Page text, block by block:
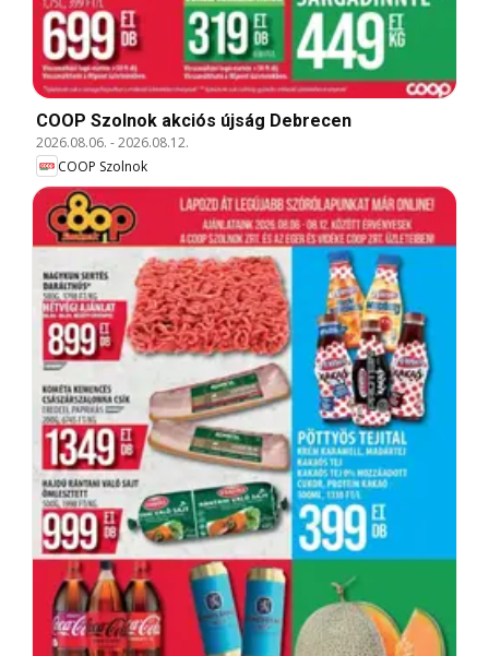
COOP Szolnok akciós újság Debrecen
2026.08.06. -2026.08.12.
COOP Szolnok